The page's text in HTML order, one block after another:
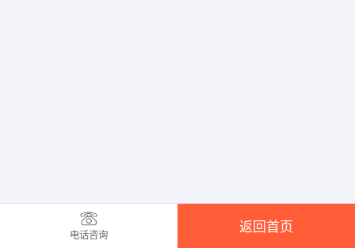
电话咨询
返回首页